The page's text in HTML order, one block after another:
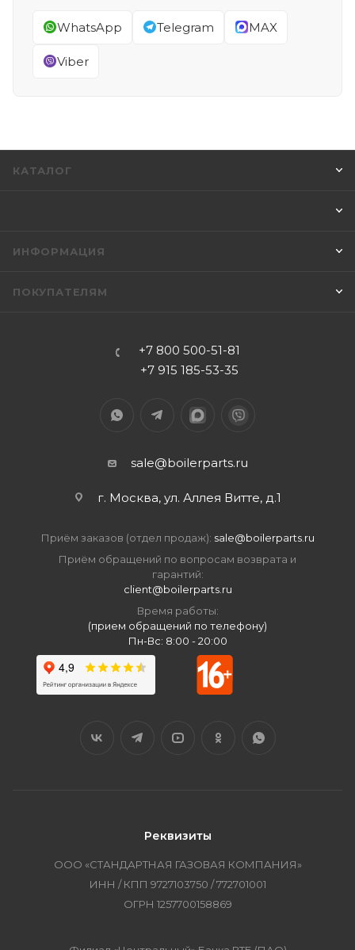
WhatsApp Telegram MAX
Viber
КАТАЛОГ
ИНФОРМАЦИЯ
ПОКУПАТЕЛЯМ
+7 800 500-51-81
+7 915 185-53-35
sale@boilerparts.ru
г. Москва, ул. Аллея Витте, д.1
Приём заказов (отдел продаж): sale@boilerparts.ru
Приём обращений по вопросам возврата и
гарантий:
client@boilerparts.ru
Время работы:
(прием обращений по телефону)
Пн-Вс: 8:00 - 20:00
Реквизиты
ООО «СТАНДАРТНАЯ ГАЗОВАЯ КОМПАНИЯ»
ИНН / КПП 9727103750 / 772701001
ОГРН 1257700158869